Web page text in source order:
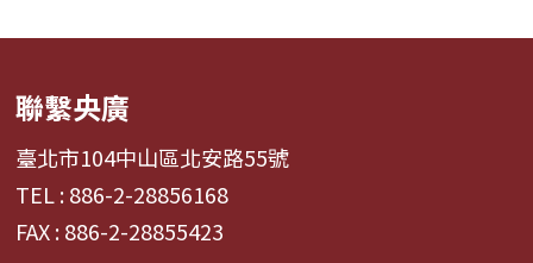
聯繫央廣
臺北市104中山區北安路55號
TEL : 886-2-28856168
FAX : 886-2-28855423